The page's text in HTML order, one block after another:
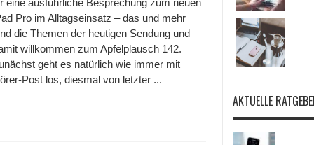
eine ausführliche Besprechung zum neuen
Pro im Alltagseinsatz – das und mehr
die Themen der heutigen Sendung und
willkommen zum Apfelplausch 142.
geht es natürlich wie immer mit
Post los, diesmal von letzter ...
AKTUELLE